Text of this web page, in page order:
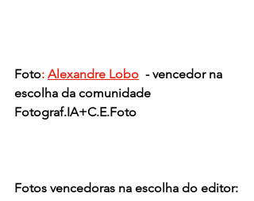
Foto: Alexandre Lobo - vencedor na
escolha da comunidade
Fotograf.IA+C.E.Foto
Fotos vencedoras na escolha do editor: